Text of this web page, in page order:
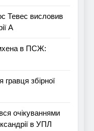
Тевес висловив
А
в ПСЖ:
збірної
очікуваннями
в УПЛ